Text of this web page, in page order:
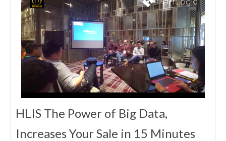
HLIS The Power of Big Data,
Increases Your Sale in 15 Minutes